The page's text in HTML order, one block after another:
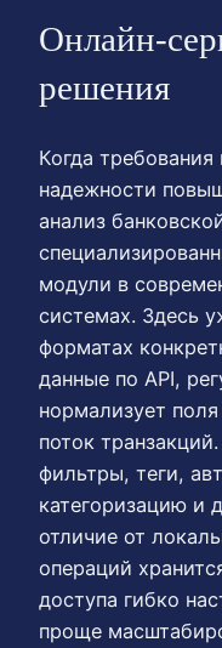
Онлайн-
решения
Когда
надежности
анализ
модули в
системах. Здесь
форматах
данные по API,
нормализует
поток
фильтры, теги,
категоризацию и
отличие от
операций
доступа гибко
проще